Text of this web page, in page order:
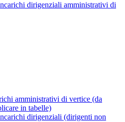
dirigenziali amministrativi di
amministrativi di vertice (da
in tabelle)
dirigenziali (dirigenti non